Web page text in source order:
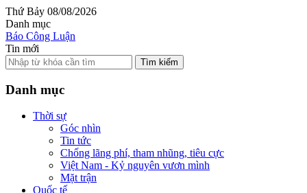
Thứ Bảy 08/08/2026
Danh mục
Báo Công Luận
Tin mới
Tìm kiếm
Danh mục
Thời sự
Góc nhìn
Tin tức
Chống lãng phí, tham nhũng, tiêu cực
Việt Nam - Kỷ nguyên vươn mình
Mặt trận
Quốc tế